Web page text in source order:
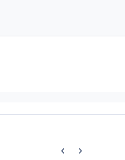
上一张轮播幻灯片
下一张轮播幻灯片